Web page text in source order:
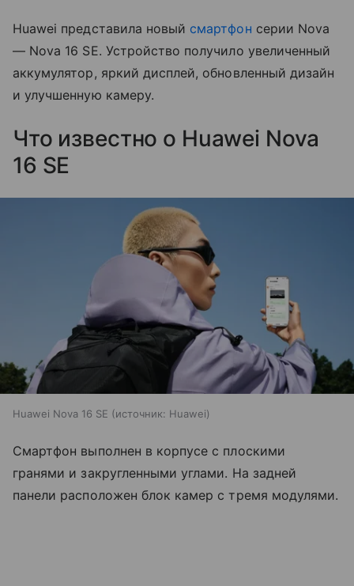
Huawei представила новый смартфон серии Nova
— Nova 16 SE. Устройство получило увеличенный
аккумулятор, яркий дисплей, обновленный дизайн
и улучшенную камеру.
Что известно о Huawei Nova
16 SE
Huawei Nova 16 SE источник: Huawei
Смартфон выполнен в корпусе с плоскими
гранями и закругленными углами. На задней
панели расположен блок камер с тремя модулями.